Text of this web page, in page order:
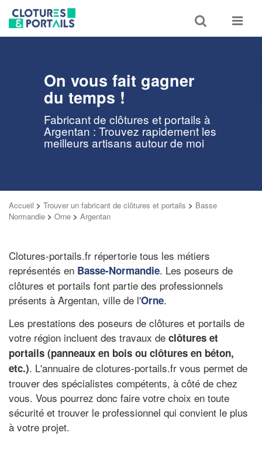
Toggle
search
Toggle
On vous fait gagner
du temps !
Fabricant de clôtures et portails à
Argentan : Trouvez rapidement les
meilleurs artisans autour de moi
Accueil > Trouver un fabricant de clôtures et portails > Basse
Normandie > Orne > Argentan
Clotures-portails.fr répertorie tous les métiers
représentés en Basse-Normandie. Les poseurs de
clôtures et portails font partie des professionnels
présents à Argentan, ville de l'Orne.
Les prestations des poseurs de clôtures et portails de
votre région incluent des travaux de clôtures et
portails (panneaux en bois ou clôtures en béton,
etc.). L'annuaire de clotures-portails.fr vous permet de
trouver des spécialistes compétents, à côté de chez
vous. Vous pourrez donc faire votre choix en toute
sécurité et trouver le professionnel qui convient le plus
à votre projet.